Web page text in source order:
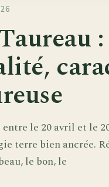
:
entre le 20 avril et le
terre bien ancrée.
le bon, le